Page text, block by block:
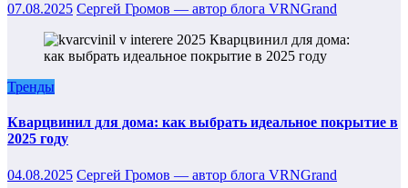
07.08.2025 Сергей Громов — автор блога VRNGrand
Тренды
Кварцвинил для дома: как выбрать идеальное покрытие в
2025 году
04.08.2025 Сергей Громов — автор блога VRNGrand